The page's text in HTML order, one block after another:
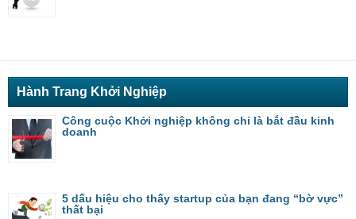
Hành Trang Khởi Nghiệp
Công cuộc Khởi nghiệp không chỉ là bắt đầu kinh
doanh
5 dấu hiệu cho thấy startup của bạn đang “bờ vực”
thất bại